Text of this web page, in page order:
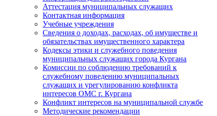
Аттестация муниципальных служащих
Контактная информация
Учебные учреждения
Сведения о доходах, расходах, об имуществе и
обязательствах имущественного характера
Кодексы этики и служебного поведения
муниципальных служащих города Кургана
Комиссии по соблюдению требований к
служебному поведению муниципальных
служащих и урегулированию конфликта
интересов ОМС г. Кургана
Конфликт интересов на муниципальной службе
Методические рекомендации